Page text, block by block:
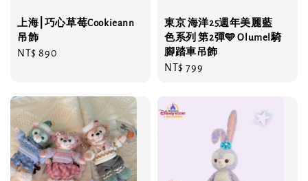
上海⎮巧心草莓Cookieann
吊飾
Regular
NT$ 890
東京 海洋25週年美麗藍
色系列 第2彈🩵 Olumel騎
腳踏車吊飾
Regular
NT$ 799